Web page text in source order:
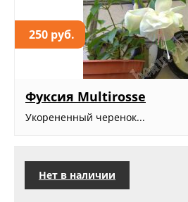
250 руб.
Фуксия Multirosse
Укорененный черенок...
Нет в наличии